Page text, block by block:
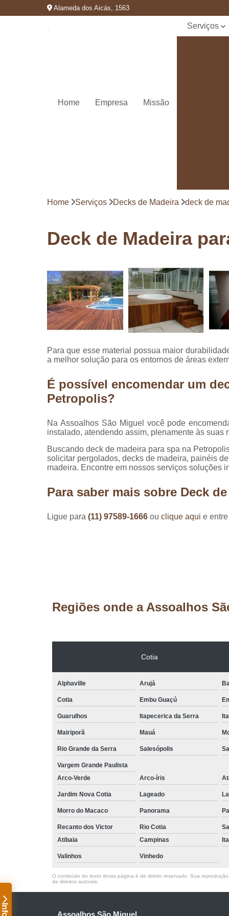
Alameda dos Aicás, 1563
Home Empresa Missão
Serviços
Pergolados
de madeira
Pergolados
em madeira
Pisos de
madeira
Raspagem
de pisos de
Restauração
de pisos de
Home Serviços Decks de Madeira deck de
Deck de Madeira
Para que esse material possua maior
a melhor solução para os entornos de áreas
É possível encomendar um
Petropolis?
Na Assoalhos São Miguel você pode
instalado, atendendo assim, plenamente às suas
Buscando deck de madeira para spa na
solicitar pergolados, decks de madeira, painéis
madeira. Encontre em nossos serviços soluções
Para saber mais sobre Deck
Ligue para (11) 97589-1666 ou clique aqui e
Regiões onde a Assoalhos
Cotia
Alphaville Arujá
Cotia Embu Guaçú
Guarulhos Itapecerica da Serra
Mairiporã Mauá
Rio Grande da Serra Salesópolis
Vargem Grande Paulista
Arco-Verde
Arco-íris
Jardim Nova Cotia Lageado
Morro do Macaco Panorama
Recanto dos Victor Rio Cotia
Atibaia
Campinas
Valinhos Vinhedo
O conteúdo do texto desta página é de direito reservado. Sua
de direitos autorais
Assoalhos São Miguel